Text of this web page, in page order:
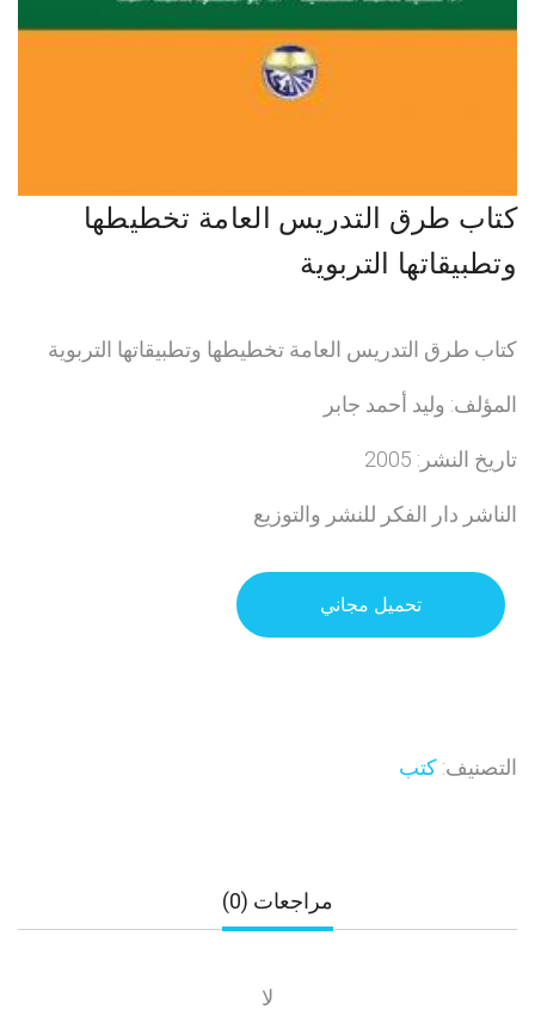
كتاب طرق التدريس العامة تخطيطها
وتطبيقاتها التربوية
كتاب طرق التدريس العامة تخطيطها وتطبيقاتها التربوية
المؤلف: وليد أحمد جابر
تاريخ النشر: 2005
الناشر دار الفكر للنشر والتوزيع
تحميل مجاني
التصنيف: كتب
مراجعات (0)
لا